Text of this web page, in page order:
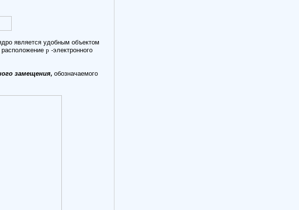
является удобным объектом
расположение p -электронного
замещения, обозначаемого